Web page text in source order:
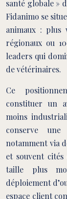
santé globale »
Fidanimo se
animaux : plus
régionaux ou
leaders qui
de vétérinaires.
Ce
constituer un
moins
conserve
notamment via
et souvent cités
taille plus
déploiement
espace client